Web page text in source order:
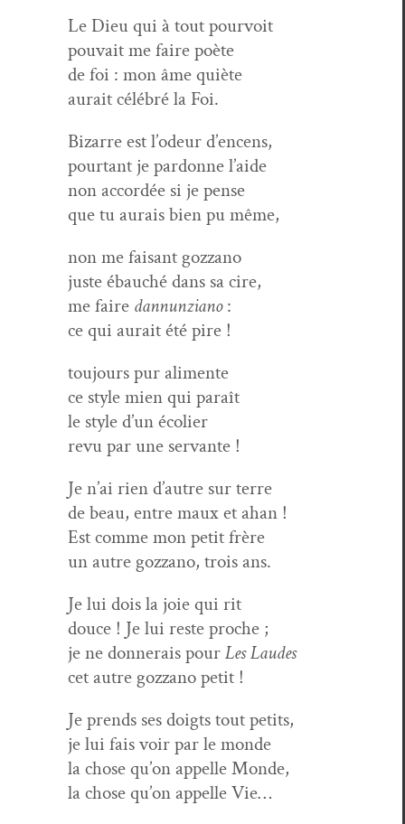
Le Dieu qui à tout pourvoit
pou­vait me faire poète
de foi : mon âme quiète
aurait célébré la Foi.
Bizarre est l’odeur d’encens,
pour­tant je par­donne l’aide
non accordée si je pense
que tu aurais bien pu même,
non me faisant gozzano
juste ébauché dans sa cire,
me faire dan­nun­ziano:
ce qui aurait été pire !
tou­jours pur alimente
ce style mien qui paraît
le style d’un écolier
revu par une servante !
Je n’ai rien d’autre sur terre
de beau, entre maux et ahan !
Est comme mon petit frère
un autre goz­zano, trois ans.
Je lui dois la joie qui rit
douce ! Je lui reste proche ;
je ne don­nerais pourLes Laudes
cet autre goz­zano petit !
Je prends ses doigts tout petits,
je lui fais voir par le monde
la chose qu’on appelle Monde,
la chose qu’on appelle Vie…